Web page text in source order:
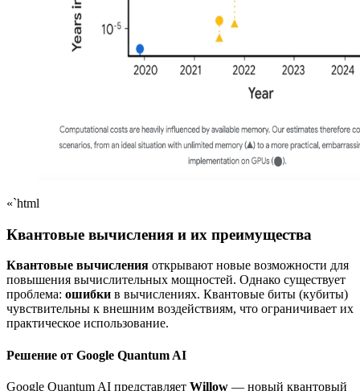
«`html
Квантовые вычисления и их преимущества
Квантовые вычисления открывают новые возможности для
повышения вычислительных мощностей. Однако существует
проблема: ошибки в вычислениях. Квантовые биты (кубиты)
чувствительны к внешним воздействиям, что ограничивает их
практическое использование.
Решение от Google Quantum AI
Google Quantum AI представляет Willow — новый квантовый